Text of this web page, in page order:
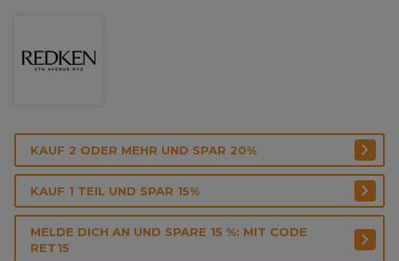
KAUF 2 ODER MEHR UND SPAR 20%
KAUF 1 TEIL UND SPAR 15%
MELDE DICH AN UND SPARE 15 %: MIT CODE
RET15